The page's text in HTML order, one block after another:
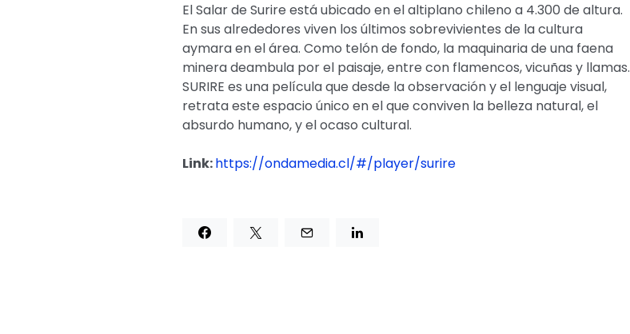
El Salar de Surire está ubicado en el altiplano chileno a 4.300 de altura.
En sus alrededores viven los últimos sobrevivientes de la cultura
aymara en el área. Como telón de fondo, la maquinaria de una faena
minera deambula por el paisaje, entre con flamencos, vicuñas y llamas.
SURIRE es una película que desde la observación y el lenguaje visual,
retrata este espacio único en el que conviven la belleza natural, el
absurdo humano, y el ocaso cultural.
Link:https://ondamedia.cl/#/player/surire